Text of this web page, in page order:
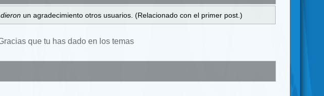
un agradecimiento otros usuarios. (Relacionado con el primer post.)
que tu has dado en los temas